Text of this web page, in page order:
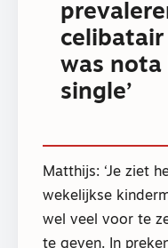
celibatair
was nota
single’
Matthijs: ‘Je ziet
wekelijkse
wel veel voor te
te geven. In